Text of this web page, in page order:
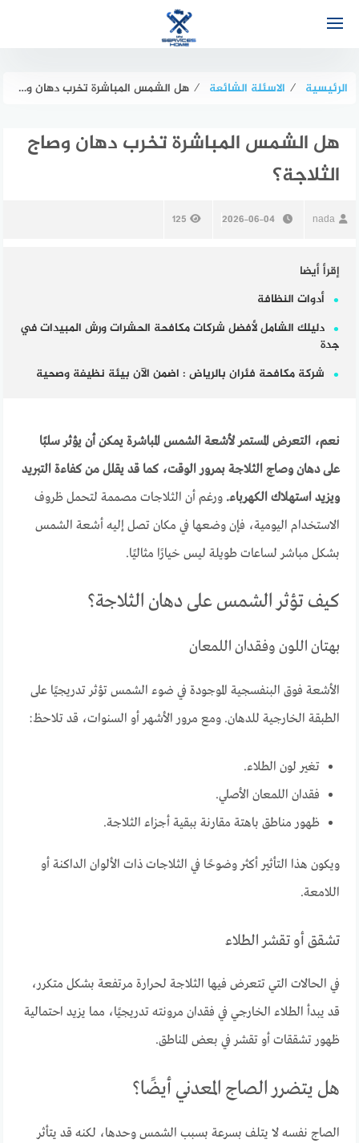
الرئيسية ⁄ الاسئلة الشائعة ⁄ هل الشمس المباشرة تخرب دهان وصاج الثلاجة؟
هل الشمس المباشرة تخرب دهان وصاج
الثلاجة؟
nada
2026-06-04
125
إقرأ أيضا
أدوات النظافة
دليلك الشامل لأفضل شركات مكافحة الحشرات ورش المبيدات في
جدة
شركة مكافحة فئران بالرياض : اضمن الآن بيئة نظيفة وصحية
نعم، التعرض المستمر لأشعة الشمس المباشرة يمكن أن يؤثر سلبًا
على دهان وصاج الثلاجة بمرور الوقت، كما قد يقلل من كفاءة التبريد
ويزيد استهلاك الكهرباء. ورغم أن الثلاجات مصممة لتحمل ظروف
الاستخدام اليومية، فإن وضعها في مكان تصل إليه أشعة الشمس
بشكل مباشر لساعات طويلة ليس خيارًا مثاليًا.
كيف تؤثر الشمس على دهان الثلاجة؟
بهتان اللون وفقدان اللمعان
الأشعة فوق البنفسجية الموجودة في ضوء الشمس تؤثر تدريجيًا على
الطبقة الخارجية للدهان. ومع مرور الأشهر أو السنوات، قد تلاحظ:
تغير لون الطلاء.
فقدان اللمعان الأصلي.
ظهور مناطق باهتة مقارنة ببقية أجزاء الثلاجة.
ويكون هذا التأثير أكثر وضوحًا في الثلاجات ذات الألوان الداكنة أو
اللامعة.
تشقق أو تقشر الطلاء
في الحالات التي تتعرض فيها الثلاجة لحرارة مرتفعة بشكل متكرر،
قد يبدأ الطلاء الخارجي في فقدان مرونته تدريجيًا، مما يزيد احتمالية
ظهور تشققات أو تقشر في بعض المناطق.
هل يتضرر الصاج المعدني أيضًا؟
الصاج نفسه لا يتلف بسرعة بسبب الشمس وحدها، لكنه قد يتأثر